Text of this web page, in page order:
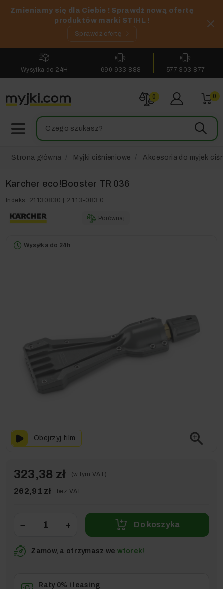
Zmieniamy się dla Ciebie ! Sprawdź nową ofertę
produktów marki STIHL !
Sprawdź ofertę
Wysyłka do 24H 690 933 888 577 303 877
0 0
Strona główna Myjki ciśnieniowe Akcesoria do myjek
Karcher eco!Booster TR 036
Indeks: 21130830 | 2.113-083.0
Porównaj
Wysyłka do 24h
Obejrzyj film zoom_in
323,38 zł (w tym VAT)
262,91 zł bez VAT
− + Do koszyka
Zamów, a otrzymasz we wtorek!
Raty 0% i leasing